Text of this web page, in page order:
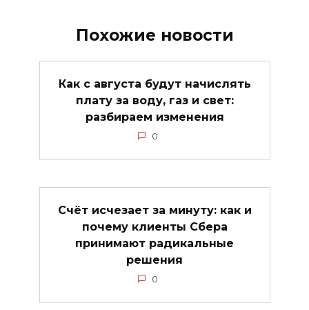
Похожие новости
Как с августа будут начислять
плату за воду, газ и свет:
разбираем изменения
0
Счёт исчезает за минуту: как и
почему клиенты Сбера
принимают радикальные
решения
0